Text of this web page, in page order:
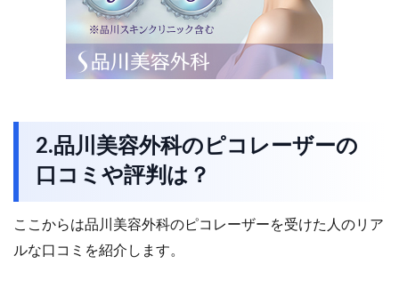
2.品川美容外科のピコレーザーの
口コミや評判は？
ここからは品川美容外科のピコレーザーを受けた人のリア
ルな口コミを紹介します。